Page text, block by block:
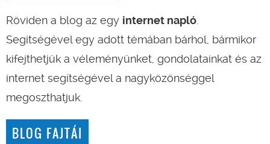
Röviden a blog az egy internet napló
Segítségével egy adott témában bárhol, bármikor
kifejthetjük a véleményünket, gondolatainkat és az
internet segítségével a nagyközönséggel
megoszthatjuk.
BLOG FAJTÁI